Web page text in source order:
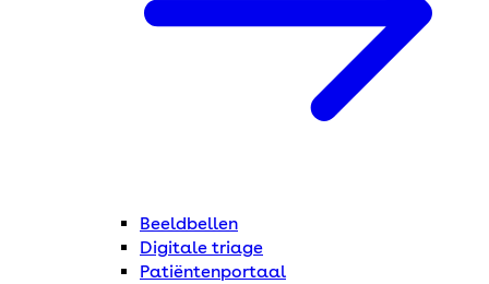
Beeldbellen
Digitale triage
Patiëntenportaal